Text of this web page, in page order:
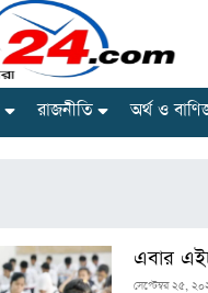
রাজনীতি অর্থ ও
এবার
সেপ্টেম্বর ২৫,